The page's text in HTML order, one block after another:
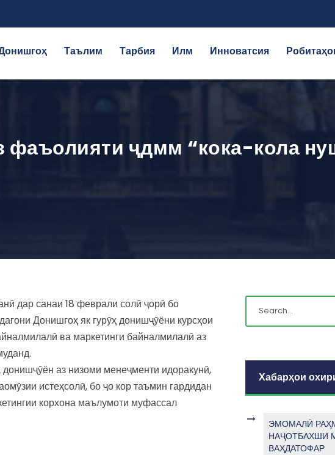
Таълим Тарбия Илм Инноватсия
ҷдмм “кока-кола
дар санаи 18 феврали солӣ ҷорӣ бо
Донишгоҳ як гурӯҳ донишҷӯёни курсҳои
ва маркетинги байналмилалӣ аз
аз низоми менеҷменти идоракунӣ,
истеҳсолӣ, бо ҷо кор таъмин гардидан
корхона маълумоти муфассал
Хабарҳои
ЭМОМАЛӢ
НАҶОТБАХШИ
ВАҲДАТОФАР